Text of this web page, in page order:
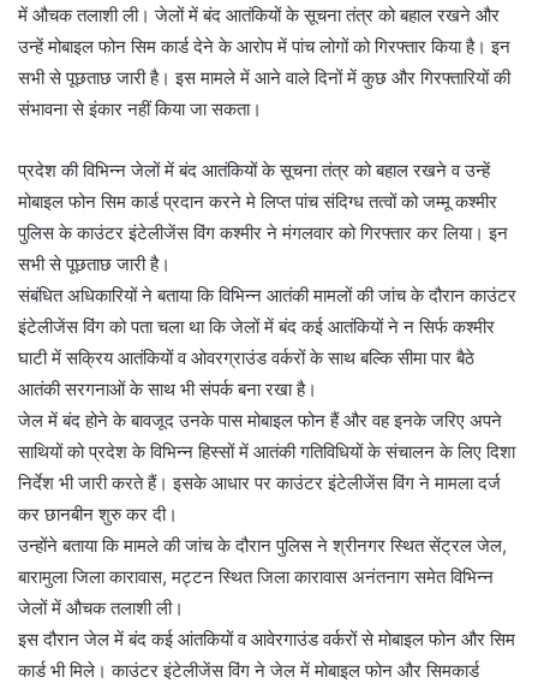
में औचक तलाशी ली। जेलों में बंद आतंकियों के सूचना तंत्र को बहाल रखने और
उन्हें मोबाइल फोन सिम कार्ड देने के आरोप में पांच लोगों को गिरफ्तार किया है। इन
सभी से पूछताछ जारी है। इस मामले में आने वाले दिनों में कुछ और गिरफ्तारियों की
संभावना से इंकार नहीं किया जा सकता।
प्रदेश की विभिन्न जेलों में बंद आतंकियों के सूचना तंत्र को बहाल रखने व उन्हें
मोबाइल फोन सिम कार्ड प्रदान करने मे लिप्त पांच संदिग्ध तत्वों को जम्मू कश्मीर
पुलिस के काउंटर इंटेलीजेंस विंग कश्मीर ने मंगलवार को गिरफ्तार कर लिया। इन
सभी से पूछताछ जारी है।
संबंधित अधिकारियों ने बताया कि विभिन्न आतंकी मामलों की जांच के दौरान काउंटर
इंटेलीजेंस विंग को पता चला था कि जेलों में बंद कई आतंकियों ने न सिर्फ कश्मीर
घाटी में सक्रिय आतंकियों व ओवरग्राउंड वर्करों के साथ बल्कि सीमा पार बैठे
आतंकी सरगनाओं के साथ भी संपर्क बना रखा है।
जेल में बंद होने के बावजूद उनके पास मोबाइल फोन हैं और वह इनके जरिए अपने
साथियों को प्रदेश के विभिन्न हिस्सों में आतंकी गतिविधियों के संचालन के लिए दिशा
निर्देश भी जारी करते हैं। इसके आधार पर काउंटर इंटेलीजेंस विंग ने मामला दर्ज
कर छानबीन शुरु कर दी।
उन्होंने बताया कि मामले की जांच के दौरान पुलिस ने श्रीनगर स्थित सेंट्रल जेल,
बारामुला जिला कारावास, मट्टन स्थित जिला कारावास अनंतनाग समेत विभिन्न
जेलों में औचक तलाशी ली।
इस दौरान जेल में बंद कई आंतकियों व आवेरगाउंड वर्करों से मोबाइल फोन और सिम
कार्ड भी मिले। काउंटर इंटेलीजेंस विंग ने जेल में मोबाइल फोन और सिमकार्ड